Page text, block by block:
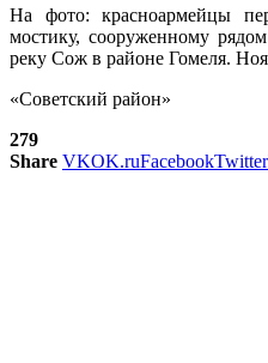
На фото: красноармейцы
мостику, сооруженному
реку Сож в районе Гомеля.
«Советский район»
279
Share VKOK.ruFacebookTwitter